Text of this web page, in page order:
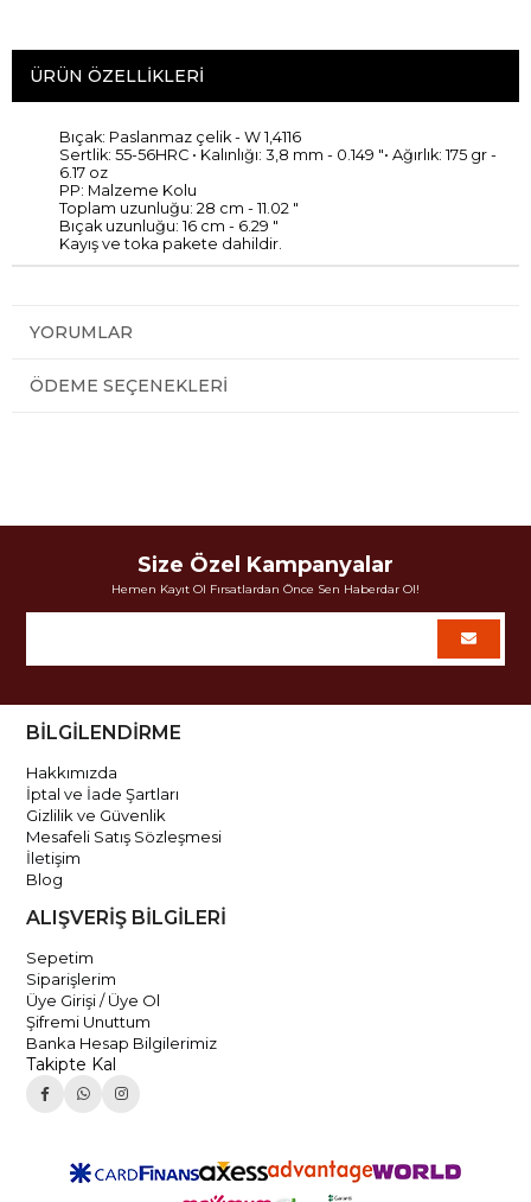
ÜRÜN ÖZELLIKLERI
Bıçak: Paslanmaz çelik - W 1,4116
Sertlik: 55-56HRC • Kalınlığı: 3,8 mm - 0.149 "• Ağırlık: 175 gr -
6.17 oz
PP: Malzeme Kolu
Toplam uzunluğu: 28 cm - 11.02 "
Bıçak uzunluğu: 16 cm - 6.29 "
Kayış ve toka pakete dahildir.
YORUMLAR
ÖDEME SEÇENEKLERI
Size Özel Kampanyalar
Hemen Kayıt Ol Fırsatlardan Önce Sen Haberdar Ol!
BİLGİLENDİRME
Hakkımızda
İptal ve İade Şartları
Gizlilik ve Güvenlik
Mesafeli Satış Sözleşmesi
İletişim
Blog
ALIŞVERİŞ BİLGİLERİ
Sepetim
Siparişlerim
Üye Girişi / Üye Ol
Şifremi Unuttum
Banka Hesap Bilgilerimiz
Takipte Kal